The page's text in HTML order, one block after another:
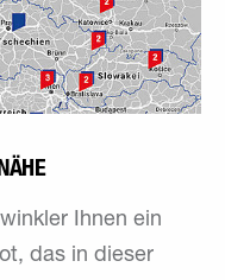
Ihnen ein
das in dieser